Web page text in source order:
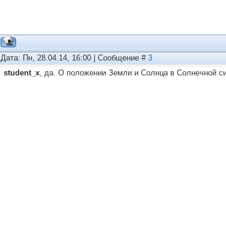
Дата: Пн, 28.04.14, 16:00 | Сообщение # 3
student_x, да. О положении Земли и Солнца в Солнечной